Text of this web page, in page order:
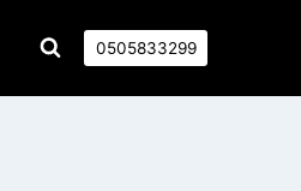
0505833299